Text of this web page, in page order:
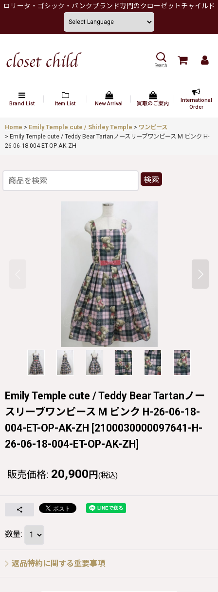
ロリータ・ゴシック・パンクブランド専門のクローゼットチャイルド
Search
Brand List Item List New Arrival 買取のご案内
International
Order
Home > Emily Temple cute / Shirley Temple > ワンピース
> Emily Temple cute / Teddy Bear Tartanノースリーブワンピース M ピンク H-
26-06-18-004-ET-OP-AK-ZH
検索
Emily Temple cute / Teddy Bear Tartanノー
スリーブワンピース M ピンク H-26-06-18-
004-ET-OP-AK-ZH [2100030000097641-H-
26-06-18-004-ET-OP-AK-ZH]
販売価格: 20,900 円 (税込)
数量:
返品特約に関する重要事項